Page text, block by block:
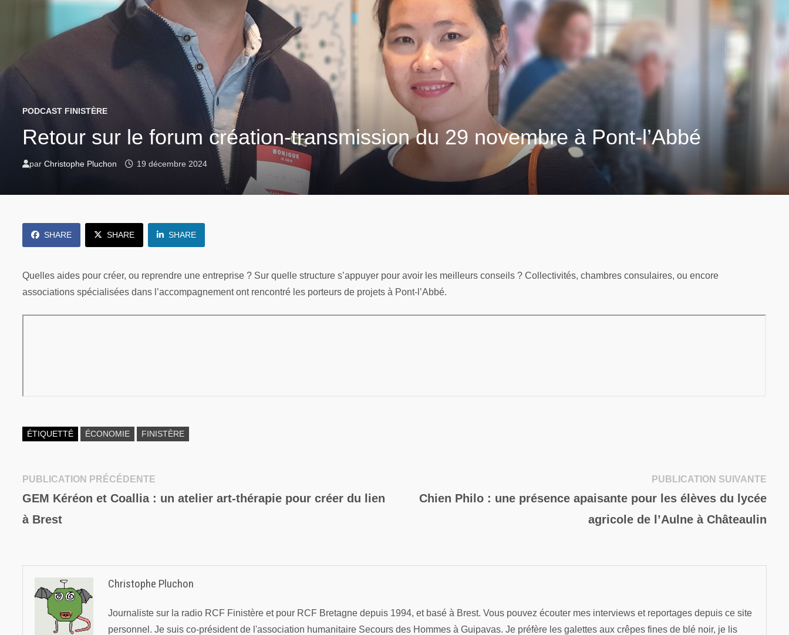
PODCAST FINISTÈRE
Retour sur le forum création-transmission du 29 novembre à Pont-l’Abbé
parChristophe Pluchon 19 décembre 2024
SHARE SHARE SHARE
Quelles aides pour créer, ou reprendre une entreprise ? Sur quelle structure s’appuyer pour avoir les meilleurs conseils ? Collectivités, chambres consulaires, ou encore
associations spécialisées dans l’accompagnement ont rencontré les porteurs de projets à Pont-l’Abbé.
ÉTIQUETTÉ ÉCONOMIE FINISTÈRE
Navigation
PUBLICATION PRÉCÉDENTE
précédente :
GEM Kéréon et Coallia : un atelier art-thérapie pour créer du lien
à Brest
PUBLICATION SUIVANTE
Chien Philo : une présence apaisante pour les élèves du lycée
agricole de l’Aulne à Châteaulin
Christophe Pluchon
Journaliste sur la radio RCF Finistère et pour RCF Bretagne depuis 1994, et basé à Brest. Vous pouvez écouter mes interviews et reportages depuis ce site
personnel. Je suis co-président de l'association humanitaire Secours des Hommes à Guipavas. Je préfère les galettes aux crêpes fines de blé noir, je lis